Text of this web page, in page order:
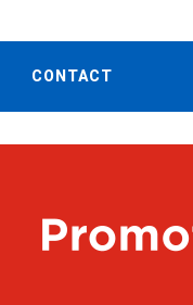
CONTACT